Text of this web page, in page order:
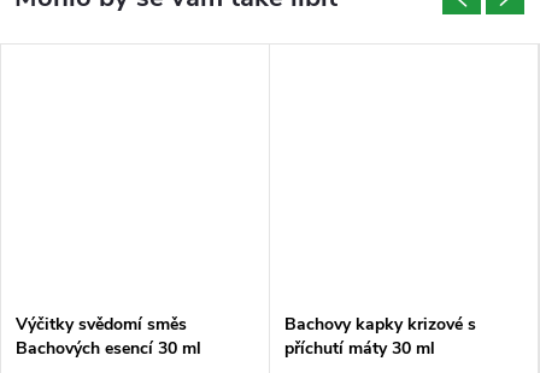
Výčitky svědomí směs
Bachových esencí 30 ml
Bachovy kapky krizové s
příchutí máty 30 ml